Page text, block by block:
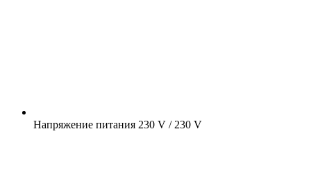
Напряжение питания 230 V / 230 V